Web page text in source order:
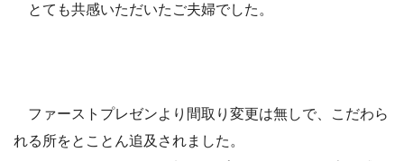
とても共感いただいたご夫婦でした。
ファーストプレゼンより間取り変更は無しで、こだわら
れる所をとことん追及されました。